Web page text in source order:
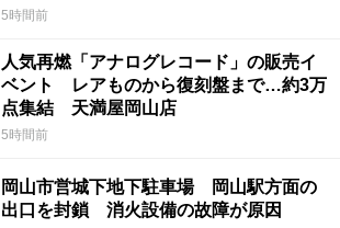
ていて被害結果も非常に重い」
5時間前
人気再燃「アナログレコード」の販売イ
ベント レアものから復刻盤まで…約3万
点集結 天満屋岡山店
5時間前
岡山市営城下地下駐車場 岡山駅方面の
出口を封鎖 消火設備の故障が原因